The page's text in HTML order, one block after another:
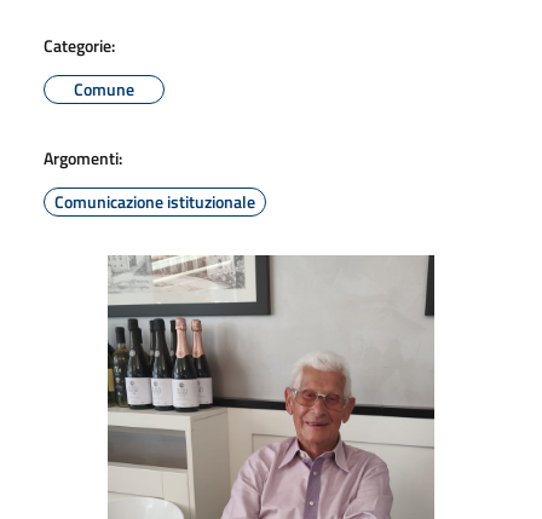
Categorie:
Comune
Argomenti:
Comunicazione istituzionale